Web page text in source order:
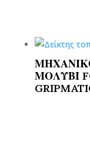
ΜΟΛΥΒΙ